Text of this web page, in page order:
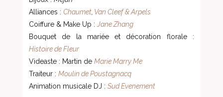
Alliances :Chaumet Van Cleef & Arpels
Coiffure & Make Up :Jane Zhang
Bouquet de la mariée et décoration florale :
Histoire de Fleur
Videaste : Martin deMarie Marry Me
Traiteur :Moulin de Poustagnacq
Animation musicale DJ :Sud Evenement